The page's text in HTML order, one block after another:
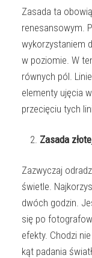
Zasada ta
renesansowym.
wykorzystaniem
w poziomie. W
równych pól.
elementy ujęcia
przecięciu tych
Zasada
Zazwyczaj
świetle.
dwóch godzin.
się po
efekty. Chodzi
kąt padania